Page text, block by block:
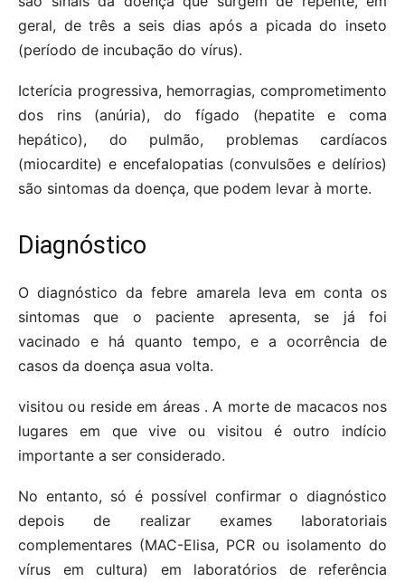
geral, de três a seis dias após a picada do inseto
(período de incubação do vírus).
Icterícia progressiva, hemorragias, comprometimento
dos rins (anúria), do fígado (hepatite e coma
hepático), do pulmão, problemas cardíacos
(miocardite) e encefalopatias (convulsões e delírios)
são sintomas da doença, que podem levar à morte.
Diagnóstico
O diagnóstico da febre amarela leva em conta os
sintomas que o paciente apresenta, se já foi
vacinado e há quanto tempo, e a ocorrência de
casos da doença asua volta.
visitou ou reside em áreas . A morte de macacos nos
lugares em que vive ou visitou é outro indício
importante a ser considerado.
No entanto, só é possível confirmar o diagnóstico
depois de realizar exames laboratoriais
complementares (MAC-Elisa, PCR ou isolamento do
vírus em cultura) em laboratórios de referência